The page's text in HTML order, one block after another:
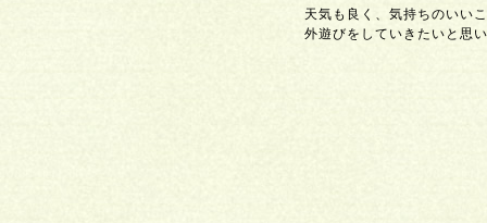
天気も良く、気持ちのいい
外遊びをしていきたいと思